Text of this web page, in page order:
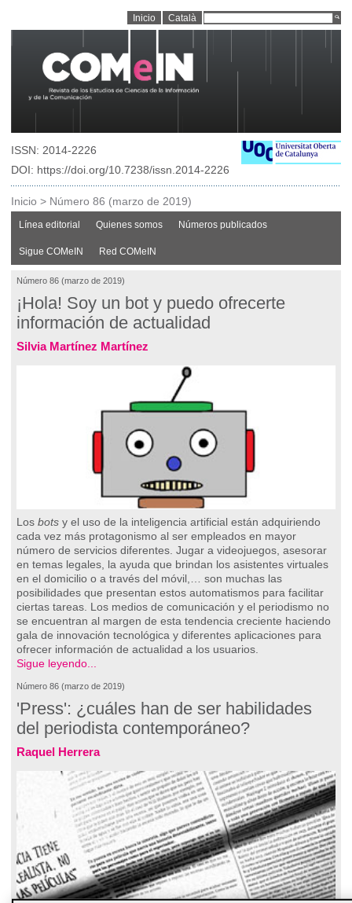
Inicio Català
ISSN: 2014-2226
DOI: https://doi.org/10.7238/issn.2014-2226
Inicio > Número 86 (marzo de 2019)
Línea editorial Quienes somos Números publicados
Sigue COMeIN Red COMeIN
Número 86 (marzo de 2019)
¡Hola! Soy un bot y puedo ofrecerte
información de actualidad
Silvia Martínez Martínez
Los bots y el uso de la inteligencia artificial están adquiriendo
cada vez más protagonismo al ser empleados en mayor
número de servicios diferentes. Jugar a videojuegos, asesorar
en temas legales, la ayuda que brindan los asistentes virtuales
en el domicilio o a través del móvil,… son muchas las
posibilidades que presentan estos automatismos para facilitar
ciertas tareas. Los medios de comunicación y el periodismo no
se encuentran al margen de esta tendencia creciente haciendo
gala de innovación tecnológica y diferentes aplicaciones para
ofrecer información de actualidad a los usuarios.
Sigue leyendo...
Número 86 (marzo de 2019)
'Press': ¿cuáles han de ser habilidades
del periodista contemporáneo?
Raquel Herrera